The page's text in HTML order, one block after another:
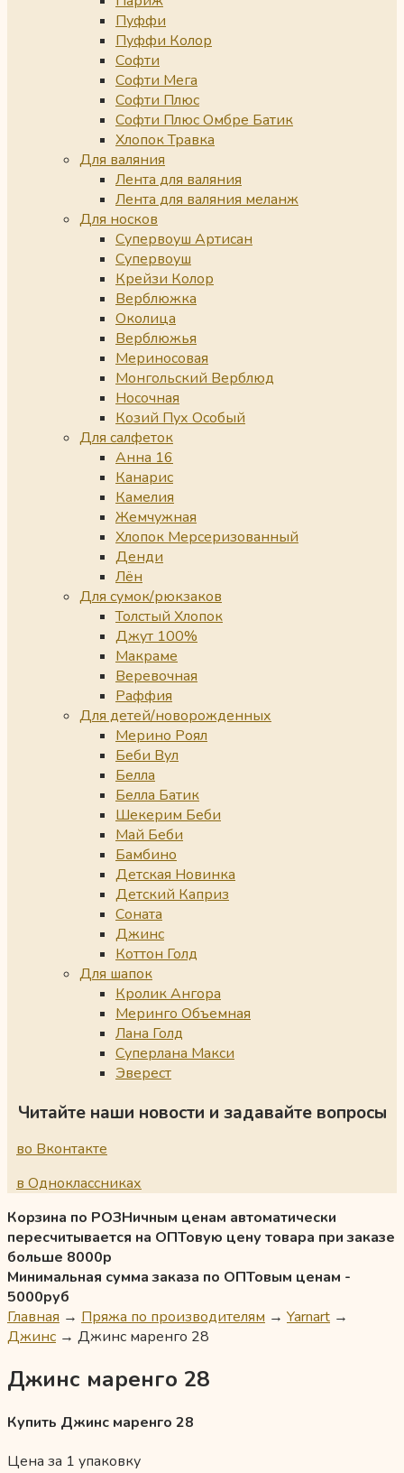
Пуффи
Пуффи Колор
Софти
Софти Мега
Софти Плюс
Софти Плюс Омбре Батик
Хлопок Травка
Для валяния
Лента для валяния
Лента для валяния меланж
Для носков
Супервоуш Артисан
Супервоуш
Крейзи Колор
Верблюжка
Околица
Верблюжья
Мериносовая
Монгольский Верблюд
Носочная
Козий Пух Особый
Для салфеток
Анна 16
Канарис
Камелия
Жемчужная
Хлопок Мерсеризованный
Денди
Лён
Для сумок/рюкзаков
Толстый Хлопок
Джут 100%
Макраме
Веревочная
Раффия
Для детей/новорожденных
Мерино Роял
Беби Вул
Белла
Белла Батик
Шекерим Беби
Май Беби
Бамбино
Детская Новинка
Детский Каприз
Соната
Джинс
Коттон Голд
Для шапок
Кролик Ангора
Меринго Объемная
Лана Голд
Суперлана Макси
Эверест
Читайте наши новости и задавайте вопросы
во Вконтакте
в Одноклассниках
Корзина по РОЗНичным ценам автоматически
пересчитывается на ОПТовую цену товара при заказе
больше 8000р
Минимальная сумма заказа по ОПТовым ценам -
5000руб
Главная → Пряжа по производителям → Yarnart →
Джинс → Джинс маренго 28
Джинс маренго 28
Купить Джинс маренго 28
Цена за 1 упаковку